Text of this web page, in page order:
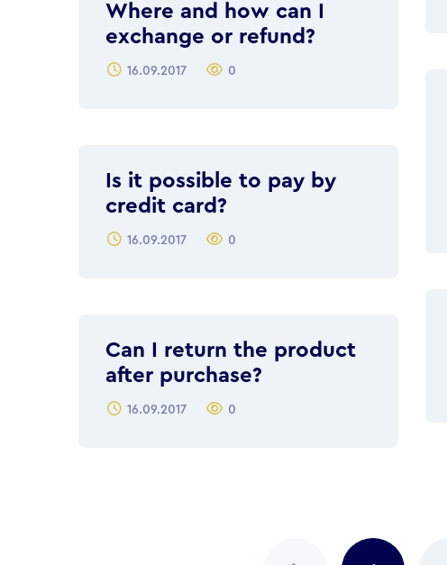
Where and how can I
exchange or refund?
16.09.2017 0
Is it possible to pay by
credit card?
16.09.2017 0
Can I return the product
after purchase?
16.09.2017 0